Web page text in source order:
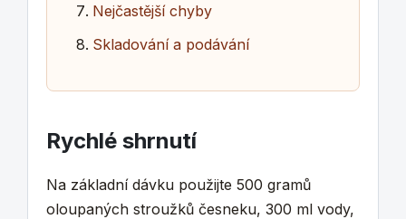
Nejčastější chyby
Skladování a podávání
Rychlé shrnutí
Na základní dávku použijte 500 gramů
oloupaných stroužků česneku, 300 ml vody,